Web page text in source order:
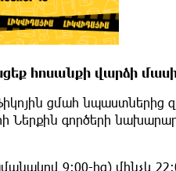
հոսանքի վարձի
ցմահ նպաստներից
գործերի
9:00-ից) մինչև